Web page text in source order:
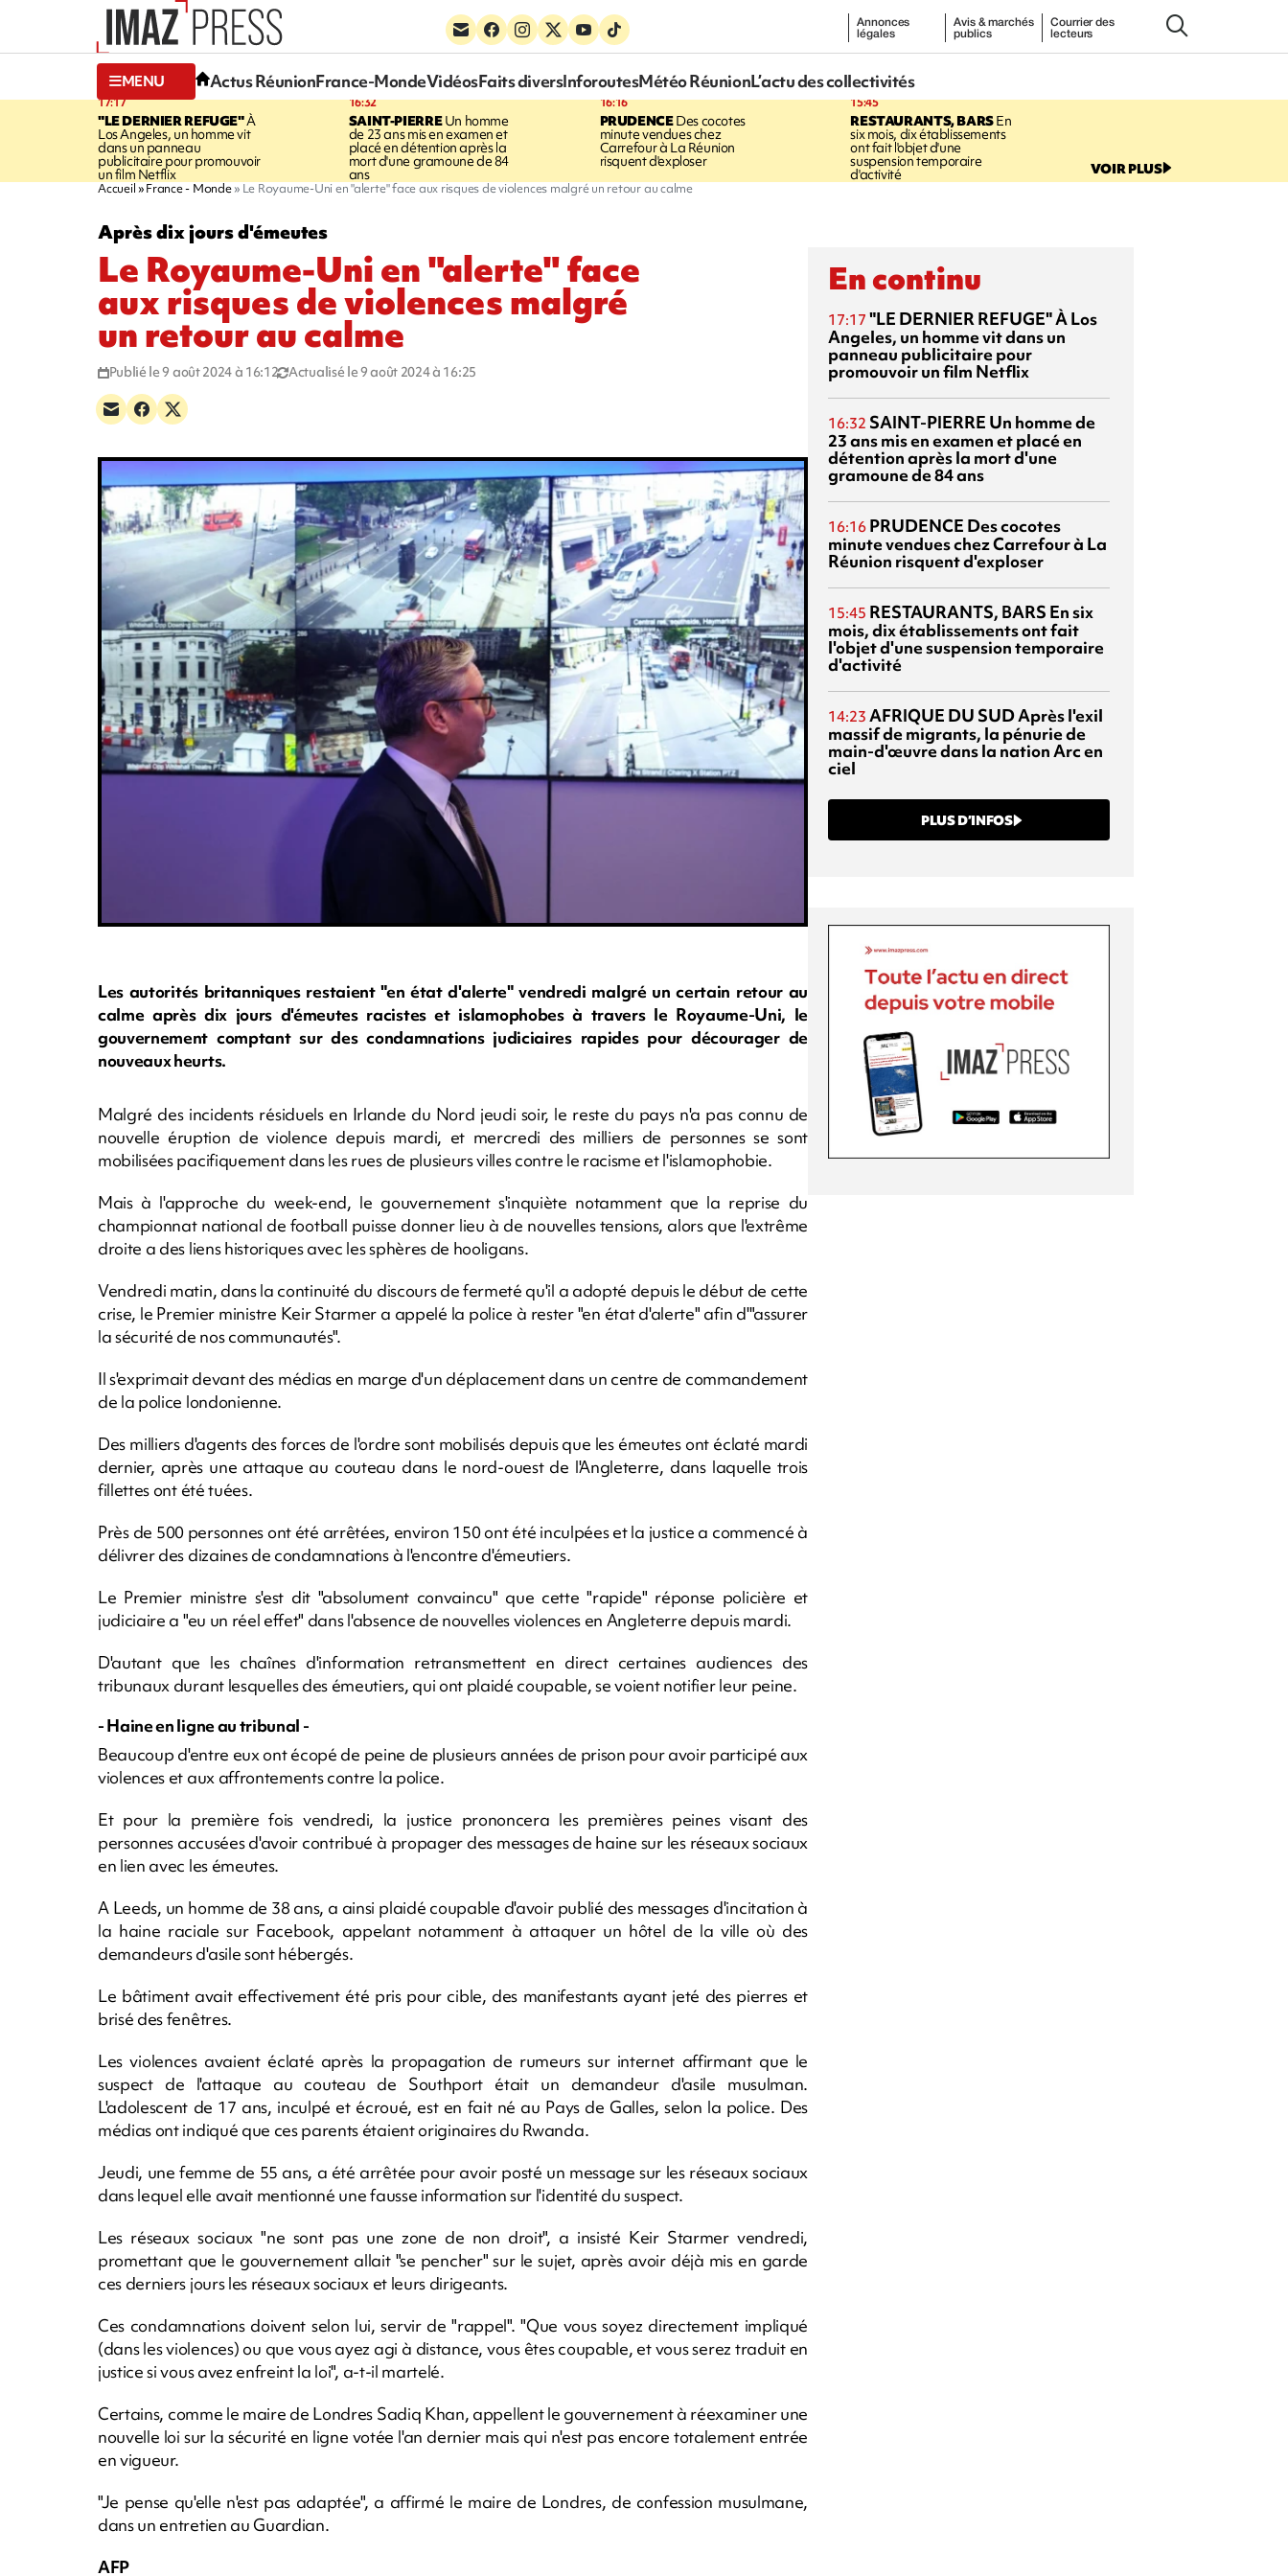
Annonces
légales
Avis & marchés
publics
Courrier des
lecteurs
MENU Actus RéunionFrance-MondeVidéosFaits diversInforoutesMétéo RéunionL’actu des collectivités
17:17
"LE DERNIER REFUGE"À
Los Angeles, un homme vit
dans un panneau
publicitaire pour promouvoir
un film Netflix
16:32
SAINT-PIERREUn homme
de 23 ans mis en examen et
placé en détention après la
mort d'une gramoune de 84
ans
16:16
PRUDENCEDes cocotes
minute vendues chez
Carrefour à La Réunion
risquent d'exploser
15:45
RESTAURANTS, BARSEn
six mois, dix établissements
ont fait l'objet d'une
suspension temporaire
d'activité VOIR PLUS
Accueil France - Monde Le Royaume-Uni en "alerte" face aux risques de violences malgré un retour au calme
Après dix jours d'émeutes
Le Royaume-Uni en "alerte" face
aux risques de violences malgré
un retour au calme
Publié le 9 août 2024 à 16:12 Actualisé le 9 août 2024 à 16:25
Les autorités britanniques restaient "en état d'alerte" vendredi malgré un certain retour au
calme après dix jours d'émeutes racistes et islamophobes à travers le Royaume-Uni, le
gouvernement comptant sur des condamnations judiciaires rapides pour décourager de
nouveaux heurts.
Malgré des incidents résiduels en Irlande du Nord jeudi soir, le reste du pays n'a pas connu de
nouvelle éruption de violence depuis mardi, et mercredi des milliers de personnes se sont
mobilisées pacifiquement dans les rues de plusieurs villes contre le racisme et l'islamophobie.
Mais à l'approche du week-end, le gouvernement s'inquiète notamment que la reprise du
championnat national de football puisse donner lieu à de nouvelles tensions, alors que l'extrême
droite a des liens historiques avec les sphères de hooligans.
Vendredi matin, dans la continuité du discours de fermeté qu'il a adopté depuis le début de cette
crise, le Premier ministre Keir Starmer a appelé la police à rester "en état d'alerte" afin d'"assurer
la sécurité de nos communautés".
Il s'exprimait devant des médias en marge d'un déplacement dans un centre de commandement
de la police londonienne.
Des milliers d'agents des forces de l'ordre sont mobilisés depuis que les émeutes ont éclaté mardi
dernier, après une attaque au couteau dans le nord-ouest de l'Angleterre, dans laquelle trois
fillettes ont été tuées.
Près de 500 personnes ont été arrêtées, environ 150 ont été inculpées et la justice a commencé à
délivrer des dizaines de condamnations à l'encontre d'émeutiers.
Le Premier ministre s'est dit "absolument convaincu" que cette "rapide" réponse policière et
judiciaire a "eu un réel effet" dans l'absence de nouvelles violences en Angleterre depuis mardi.
D'autant que les chaînes d'information retransmettent en direct certaines audiences des
tribunaux durant lesquelles des émeutiers, qui ont plaidé coupable, se voient notifier leur peine.
- Haine en ligne au tribunal -
Beaucoup d'entre eux ont écopé de peine de plusieurs années de prison pour avoir participé aux
violences et aux affrontements contre la police.
Et pour la première fois vendredi, la justice prononcera les premières peines visant des
personnes accusées d'avoir contribué à propager des messages de haine sur les réseaux sociaux
en lien avec les émeutes.
A Leeds, un homme de 38 ans, a ainsi plaidé coupable d'avoir publié des messages d'incitation à
la haine raciale sur Facebook, appelant notamment à attaquer un hôtel de la ville où des
demandeurs d'asile sont hébergés.
Le bâtiment avait effectivement été pris pour cible, des manifestants ayant jeté des pierres et
brisé des fenêtres.
Les violences avaient éclaté après la propagation de rumeurs sur internet affirmant que le
suspect de l'attaque au couteau de Southport était un demandeur d'asile musulman.
L'adolescent de 17 ans, inculpé et écroué, est en fait né au Pays de Galles, selon la police. Des
médias ont indiqué que ces parents étaient originaires du Rwanda.
Jeudi, une femme de 55 ans, a été arrêtée pour avoir posté un message sur les réseaux sociaux
dans lequel elle avait mentionné une fausse information sur l'identité du suspect.
Les réseaux sociaux "ne sont pas une zone de non droit", a insisté Keir Starmer vendredi,
promettant que le gouvernement allait "se pencher" sur le sujet, après avoir déjà mis en garde
ces derniers jours les réseaux sociaux et leurs dirigeants.
Ces condamnations doivent selon lui, servir de "rappel". "Que vous soyez directement impliqué
(dans les violences) ou que vous ayez agi à distance, vous êtes coupable, et vous serez traduit en
justice si vous avez enfreint la loi", a-t-il martelé.
Certains, comme le maire de Londres Sadiq Khan, appellent le gouvernement à réexaminer une
nouvelle loi sur la sécurité en ligne votée l'an dernier mais qui n'est pas encore totalement entrée
en vigueur.
"Je pense qu'elle n'est pas adaptée", a affirmé le maire de Londres, de confession musulmane,
dans un entretien au Guardian.
AFP
En continu
17:17 "LE DERNIER REFUGE"À Los
Angeles, un homme vit dans un
panneau publicitaire pour
promouvoir un film Netflix
16:32 SAINT-PIERRE Un homme de
23 ans mis en examen et placé en
détention après la mort d'une
gramoune de 84 ans
16:16 PRUDENCE Des cocotes
minute vendues chez Carrefour à La
Réunion risquent d'exploser
15:45 RESTAURANTS, BARS En six
mois, dix établissements ont fait
l'objet d'une suspension temporaire
d'activité
14:23 AFRIQUE DU SUDAprès l'exil
massif de migrants, la pénurie de
main-d'œuvre dans la nation Arc en
ciel
PLUS D’INFOS